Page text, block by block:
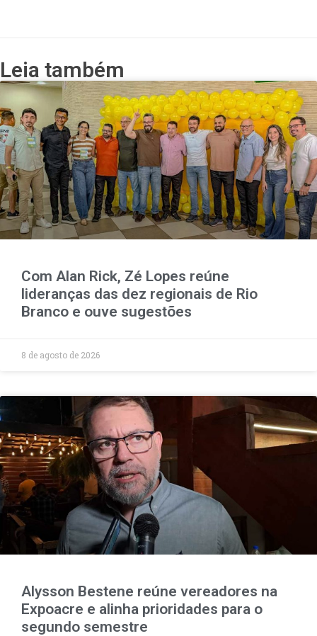
Leia também
Com Alan Rick, Zé Lopes reúne
lideranças das dez regionais de Rio
Branco e ouve sugestões
8 de agosto de 2026
Alysson Bestene reúne vereadores na
Expoacre e alinha prioridades para o
segundo semestre